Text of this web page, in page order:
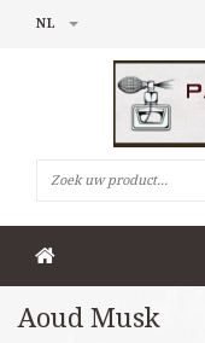
NL
Aoud Musk